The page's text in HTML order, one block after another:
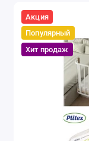
Акция
Популярный
Хит продаж